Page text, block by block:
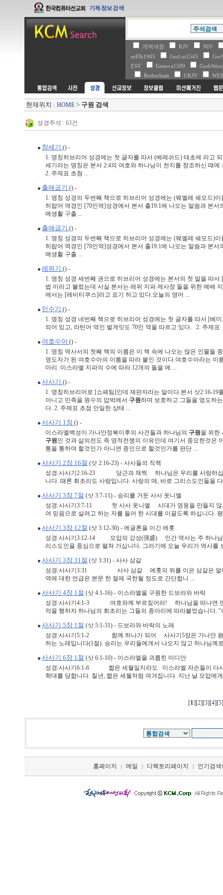
개역개정 KJV
NIV
erElb1905
GerLut1545
ESV
Geneva1599
Rotherham
UKJV
현재위치 : HOME > 구원 검색
성경주석 : 63건
창세기 () -
1. 명칭히브리어 성경에는 첫 글자를 따서 (베레쉬드) 태초에 라고
세기라는 명칭은 본서 2:4의 여호와 하나님이 천지를 창조하신 때
2. 주제표 초첨 ...
출애굽기 () -
1. 명칭 성경의 두번째 책으로 히브리어 성경에는 (웨엘레 쉐모드)
히랍어 역경인 [70인역]성경에서 본서 출19:1에 나오는 말씀과 본
예생활 구출 ...
출애굽기 () -
1. 명칭 성경의 두번째 책으로 히브리어 성경에는 (웨엘레 쉐모드)
히랍어 역경인 [70인역]성경에서 본서 출19:1에 나오는 말씀과 본
예생활 구출 ...
레위기 () -
1. 명칭 성경 세번째 권으로 히브리어 성경에는 본서의 첫 말을 따
법 이라고 불렀는데 사실 본서는 레위 지파 제사장 들을 위한 예배
에서는 [레비티쿠스]라고 표기 하고 있다.오늘의 영어 ...
민수기 () -
1. 명칭 성경 네번째 책으로 히브리어 성경에는 첫 글자를 따서 [베
되어 있고, 라틴어 역인 벌게잇도 70인 역을 따르고 있다. 2. 주제
여호수아 () -
1. 명칭 역사서의 첫째 책의 이름은 이 책 속에 나오는 많은 인물들
영도자가 된 여호수아의 이름을 따라 붙인 것이다.여호수아라는 이
마리 :이스라엘 지파의 수에 따라 12개의 돌을 메 ...
사사기 () -
1. 명칭히브리어로 [쇼페팀]인데 재판자라는 말이다.본서 삿2:16-
아니고 민족을 원수의 압박에서 구원하며 보호하고 그들을 영도하
다. 2. 주제표 초점 안일한 상태 ...
사사기 1장 () -
이스라엘백성이 가나안정복이후의 사건들과 하나님의 구원을 위한
구원인 것과 삶의전도 즉 영적전쟁의 이유인데 여기서 중요한것은
통을 통하여 할것인가 아니면 증인으로 할것인가를 판단 ...
사사기 2장 16절 (삿 2:16-23) - 사사들의 직책
성경:사사기2:16-23 당근과 채찍 하나님은 우리를 사랑하십니
니다. 때론 회초리도 사랑입니다. 사랑의 매, 바로 그리스도인들을
사사기 3장 7절 (삿 3:7-11) - 승리를 거둔 사사 옷니엘
성경:사사기3:7-11 첫 사사 옷니엘 시대가 영웅을 만들지 않고
여 믿음으로 살려고 하는 자를 들어 한 시대를 이끌도록 하십니다.
사사기 3장 12절 (삿 3:12-30) - 에글론을 이긴 에훗
성경:사사기3:12-14 모압의 강성(强盛) 인간 역사는 주 하나님
리스도인을 중심으로 펼쳐 가십니다. 그러기에 오늘 우리가 역사를
사사기 3장 31절 (삿 3:31) - 사사 삼갈
성경:사사기3:31 사사 삼갈 에훗의 뒤를 이은 삼갈은 얼마동
역에 대한 언급은 본문 한 절에 국한될 정도로 간단합니 ...
사사기 4장 1절 (삿 4:1-16) - 이스라엘을 구원한 드보라와 바락
성경:사사기4:1-3 여호와께 부르짖어라! 하나님을 떠나면 만
악을 행하자 하나님의 회초리는 그들의 종아리에 따라붙었습니다.
사사기 5장 1절 (삿 5:1-31) - 드보라와 바락의 노래
성경:사사기5:1-2 함께 하나가 되어 사사기5장은 가나안 왕
하는 노래입니다(1절). 승리는 우리들에게서 나오지 않고 하나님께
사사기 6장 1절 (삿 6:1-10) - 이스라엘을 괴롭힌 미디안
성경:사사기6:1-6 짧은 세월일지라도 이스라엘 자손들이 다시
학대를 당합니다. 칠년, 짧은 세월처럼 여겨집니다. 지난 날 모압에
[1][2][3][4][5
홈페이지 | 메일 | 디렉토리페이지 | 인기검색